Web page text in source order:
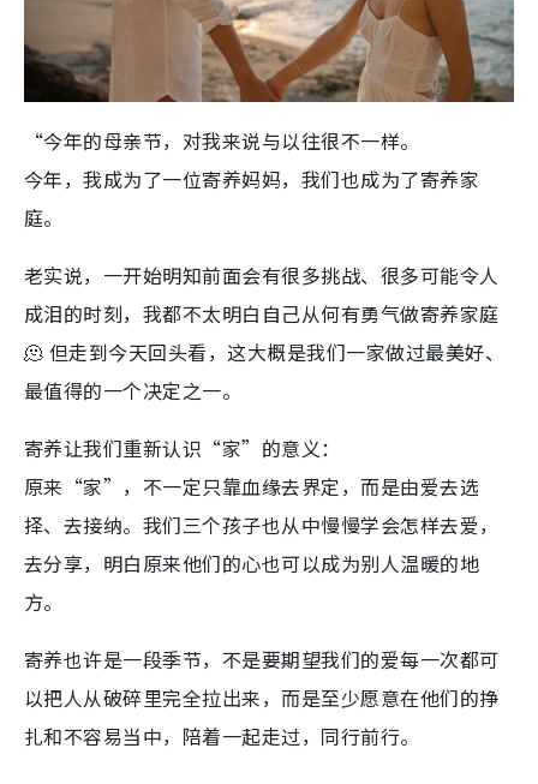
“今年的母亲节，对我来说与以往很不一样。
今年，我成为了一位寄养妈妈，我们也成为了寄养家
庭。
老实说，一开始明知前面会有很多挑战、很多可能令人
成泪的时刻，我都不太明白自己从何有勇气做寄养家庭
🫠 但走到今天回头看，这大概是我们一家做过最美好、
最值得的一个决定之一。
寄养让我们重新认识“家”的意义：
原来“家”，不一定只靠血缘去界定，而是由爱去选
择、去接纳。我们三个孩子也从中慢慢学会怎样去爱，
去分享，明白原来他们的心也可以成为别人温暖的地
方。
寄养也许是一段季节，不是要期望我们的爱每一次都可
以把人从破碎里完全拉出来，而是至少愿意在他们的挣
扎和不容易当中，陪着一起走过，同行前行。